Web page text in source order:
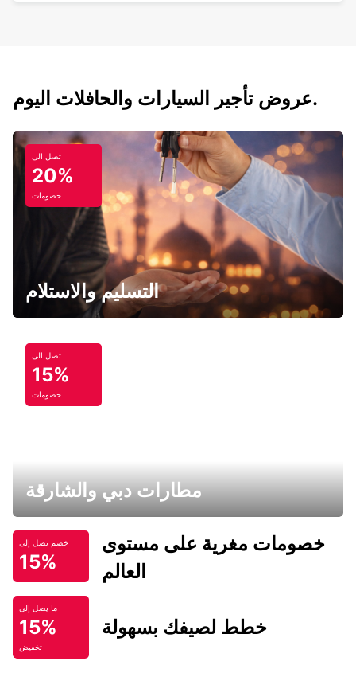
عروض تأجير السيارات والحافلات اليوم.
تصل الى
20%
خصومات
التسليم والاستلام
تصل الى
15%
خصومات
مطارات دبي والشارقة
خصم يصل إلى
15%
خصومات مغرية على مستوى
العالم
ما يصل إلى
15%
تخفيض
خطط لصيفك بسهولة